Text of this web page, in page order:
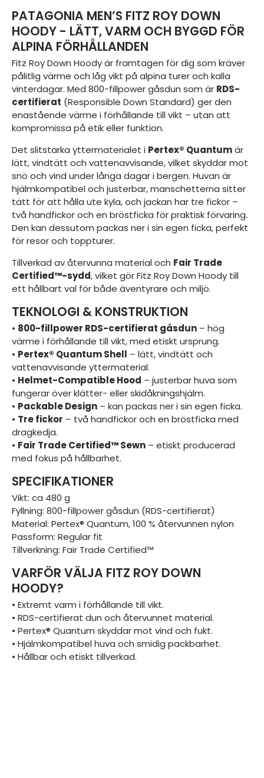
PATAGONIA MEN’S FITZ ROY DOWN
HOODY - LÄTT, VARM OCH BYGGD FÖR
ALPINA FÖRHÅLLANDEN
Fitz Roy Down Hoody är framtagen för dig som kräver
pålitlig värme och låg vikt på alpina turer och kalla
vinterdagar. Med 800-fillpower gåsdun som är RDS-
certifierat (Responsible Down Standard) ger den
enastående värme i förhållande till vikt – utan att
kompromissa på etik eller funktion.
Det slitstarka yttermaterialet i Pertex® Quantumär
lätt, vindtätt och vattenavvisande, vilket skyddar mot
snö och vind under långa dagar i bergen. Huvan är
hjälmkompatibel och justerbar, manschetterna sitter
tätt för att hålla ute kyla, och jackan har tre fickor –
två handfickor och en bröstficka för praktisk förvaring.
Den kan dessutom packas ner i sin egen ficka, perfekt
för resor och toppturer.
Tillverkad av återvunna material och Fair Trade
Certified™-sydd, vilket gör Fitz Roy Down Hoody till
ett hållbart val för både äventyrare och miljö.
TEKNOLOGI & KONSTRUKTION
• 800-fillpower RDS-certifierat gåsdun – hög
värme i förhållande till vikt, med etiskt ursprung.
• Pertex® Quantum Shell – lätt, vindtätt och
vattenavvisande yttermaterial.
• Helmet-Compatible Hood – justerbar huva som
fungerar över klätter- eller skidåkningshjälm.
• Packable Design – kan packas ner i sin egen ficka.
• Tre fickor – två handfickor och en bröstficka med
dragkedja.
• Fair Trade Certified™ Sewn – etiskt producerad
med fokus på hållbarhet.
SPECIFIKATIONER
Vikt: ca 480 g
Fyllning: 800-fillpower gåsdun (RDS-certifierat)
Material: Pertex® Quantum, 100 % återvunnen nylon
Passform: Regular fit
Tillverkning: Fair Trade Certified™
VARFÖR VÄLJA FITZ ROY DOWN
HOODY?
• Extremt varm i förhållande till vikt.
• RDS-certifierat dun och återvunnet material.
• Pertex® Quantum skyddar mot vind och fukt.
• Hjälmkompatibel huva och smidig packbarhet.
• Hållbar och etiskt tillverkad.